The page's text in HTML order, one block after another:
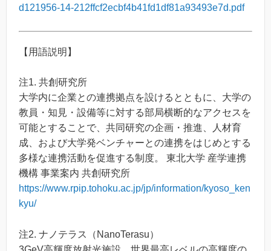
d121956-14-212ffcf2ecbf4b41fd1df81a93493e7d.pdf
【用語説明】
注1. 共創研究所
大学内に企業との連携拠点を設けるとともに、大学の
教員・知見・設備等に対する部局横断的なアクセスを
可能とすることで、共同研究の企画・推進、人材育
成、および大学発ベンチャーとの連携をはじめとする
多様な連携活動を促進する制度。 東北大学 産学連携
機構 事業案内 共創研究所
https://www.rpip.tohoku.ac.jp/jp/information/kyoso_ken
kyu/
注2. ナノテラス（NanoTerasu）